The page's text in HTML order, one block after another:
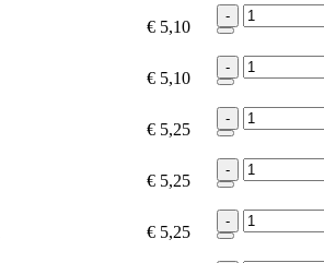
€ 5,10
-
€ 5,10
-
€ 5,25
-
€ 5,25
-
€ 5,25
-